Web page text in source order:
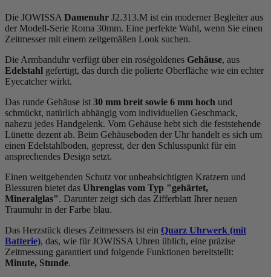
Die JOWISSA Damenuhr J2.313.M ist ein moderner Begleiter aus
der Modell-Serie Roma 30mm. Eine perfekte Wahl, wenn Sie einen
Zeitmesser mit einem zeitgemäßen Look suchen.
Die Armbanduhr verfügt über ein roségoldenes Gehäuse, aus
Edelstahl gefertigt, das durch die polierte Oberfläche wie ein echter
Eyecatcher wirkt.
Das runde Gehäuse ist 30 mm breit sowie 6 mm hoch und
schmückt, natürlich abhängig vom individuellen Geschmack,
nahezu jedes Handgelenk. Vom Gehäuse hebt sich die feststehende
Lünette dezent ab. Beim Gehäuseboden der Uhr handelt es sich um
einen Edelstahlboden, gepresst, der den Schlusspunkt für ein
ansprechendes Design setzt.
Einen weitgehenden Schutz vor unbeabsichtigten Kratzern und
Blessuren bietet das Uhrenglas vom Typ "gehärtet,
Mineralglas". Darunter zeigt sich das Zifferblatt Ihrer neuen
Traumuhr in der Farbe blau.
Das Herzstück dieses Zeitmessers ist ein Quarz Uhrwerk (mit
Batterie), das, wie für JOWISSA Uhren üblich, eine präzise
Zeitmessung garantiert und folgende Funktionen bereitstellt:
Minute, Stunde.